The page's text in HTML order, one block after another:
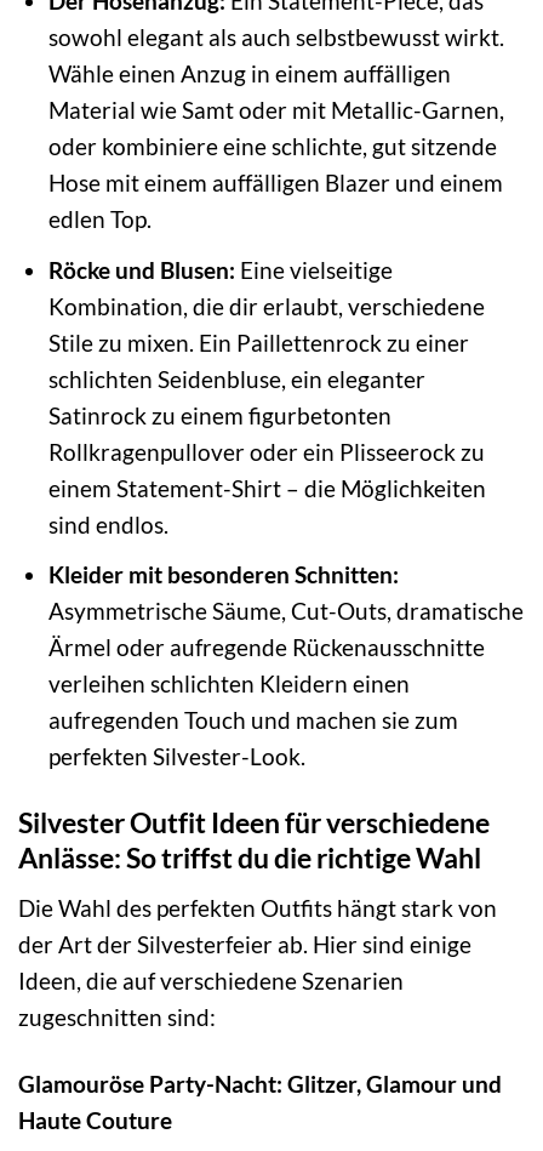
sowohl elegant als auch selbstbewusst wirkt.
Wähle einen Anzug in einem auffälligen
Material wie Samt oder mit Metallic-Garnen,
oder kombiniere eine schlichte, gut sitzende
Hose mit einem auffälligen Blazer und einem
edlen Top.
Röcke und Blusen: Eine vielseitige
Kombination, die dir erlaubt, verschiedene
Stile zu mixen. Ein Paillettenrock zu einer
schlichten Seidenbluse, ein eleganter
Satinrock zu einem figurbetonten
Rollkragenpullover oder ein Plisseerock zu
einem Statement-Shirt – die Möglichkeiten
sind endlos.
Kleider mit besonderen Schnitten:
Asymmetrische Säume, Cut-Outs, dramatische
Ärmel oder aufregende Rückenausschnitte
verleihen schlichten Kleidern einen
aufregenden Touch und machen sie zum
perfekten Silvester-Look.
Silvester Outfit Ideen für verschiedene
Anlässe: So triffst du die richtige Wahl
Die Wahl des perfekten Outfits hängt stark von
der Art der Silvesterfeier ab. Hier sind einige
Ideen, die auf verschiedene Szenarien
zugeschnitten sind:
Glamouröse Party-Nacht: Glitzer, Glamour und
Haute Couture